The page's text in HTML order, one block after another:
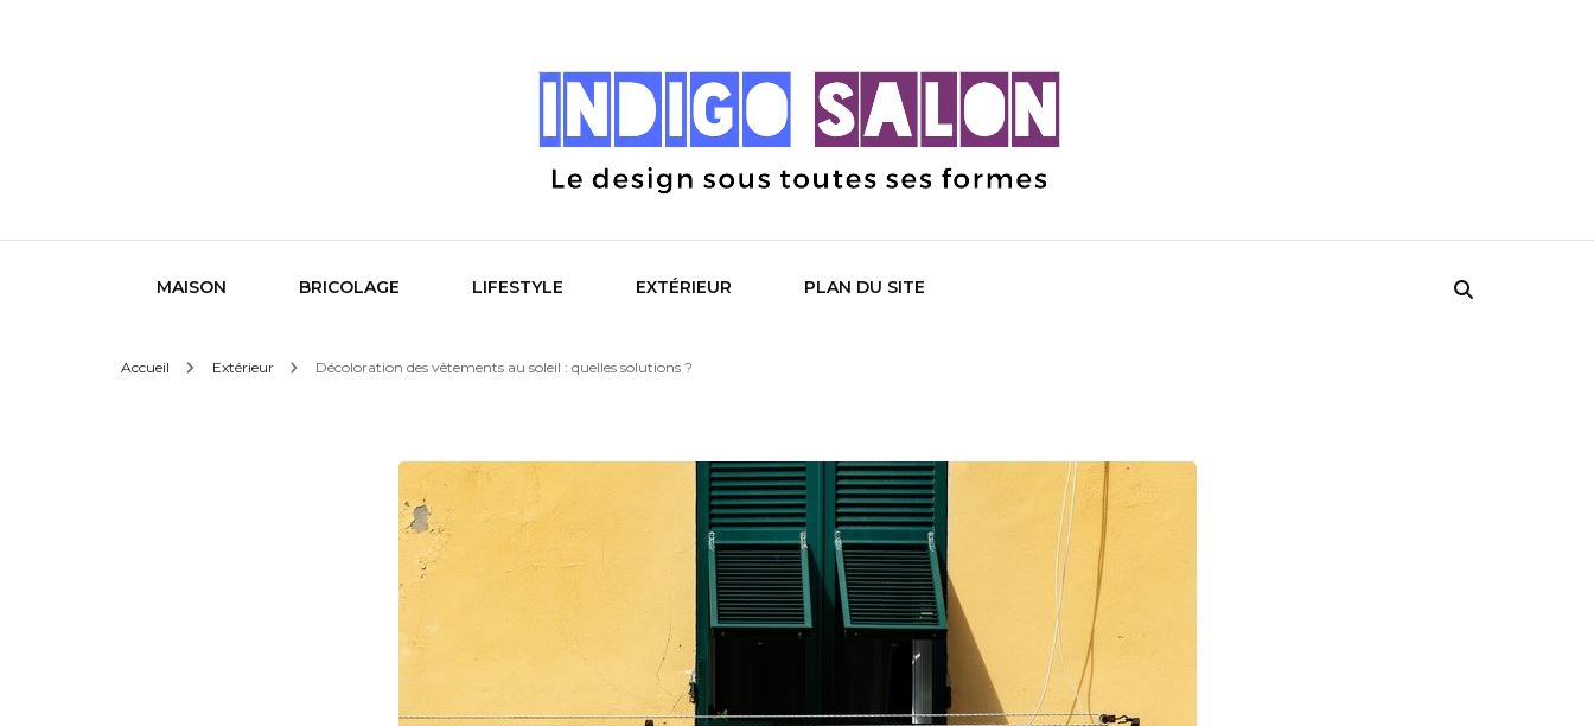
Indigo Salon
MAISON BRICOLAGE LIFESTYLE EXTÉRIEUR PLAN DU SITE
Accueil Extérieur Décoloration des vêtements au soleil : quelles solutions ?